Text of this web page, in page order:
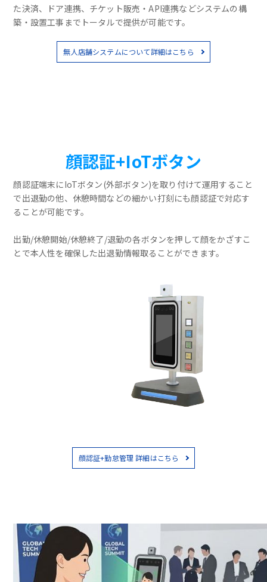
た決済、ドア連携、チケット販売・API連携などシステムの構
築・設置工事までトータルで提供が可能です。
無人店舗システムについて詳細はこちら
顔認証+IoTボタン
顔認証端末にIoTボタン(外部ボタン)を取り付けて運用すること
で出退勤の他、休憩時間などの細かい打刻にも顔認証で対応す
ることが可能です。
出勤/休憩開始/休憩終了/退勤の各ボタンを押して顔をかざすこ
とで本人性を確保した出退勤情報取ることができます。
顔認証+勤怠管理 詳細はこちら